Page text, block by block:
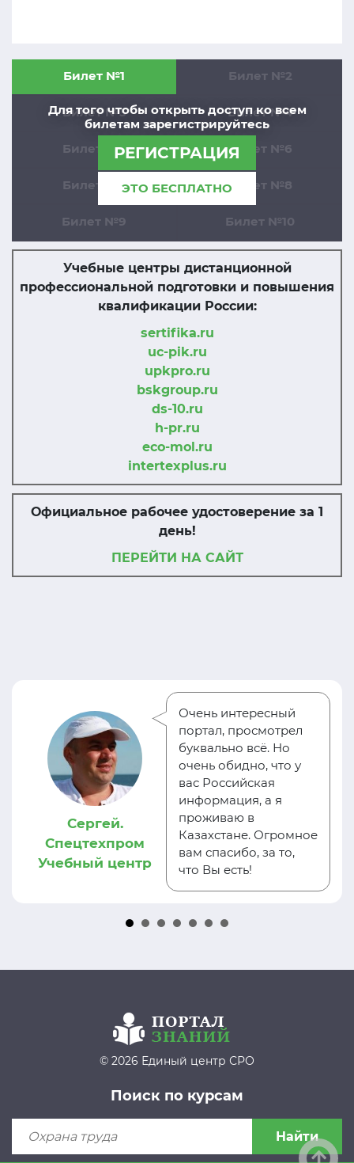
Для того чтобы открыть доступ ко всем
билетам зарегистрируйтесь
РЕГИСТРАЦИЯ
ЭТО БЕСПЛАТНО
Билет №1 Билет №2
Билет №3 Билет №4
Билет №5 Билет №6
Билет №7 Билет №8
Билет №9 Билет №10
Учебные центры дистанционной
профессиональной подготовки и повышения
квалификации России:
sertifika.ru
uc-pik.ru
upkpro.ru
bskgroup.ru
ds-10.ru
h-pr.ru
eco-mol.ru
intertexplus.ru
Официальное рабочее удостоверение за 1
день!
ПЕРЕЙТИ НА САЙТ
Сергей.
Спецтехпром
Учебный центр
Очень интересный
портал, просмотрел
буквально всё. Но
очень обидно, что у
вас Российская
информация, а я
проживаю в
Казахстане. Огромное
вам спасибо, за то,
что Вы есть!
© 2026 Единый центр СРО
Поиск по курсам
Найти